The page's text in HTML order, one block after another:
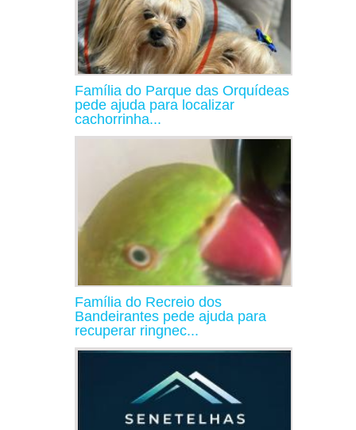
Família do Parque das Orquídeas
pede ajuda para localizar
cachorrinha...
Família do Recreio dos
Bandeirantes pede ajuda para
recuperar ringnec...